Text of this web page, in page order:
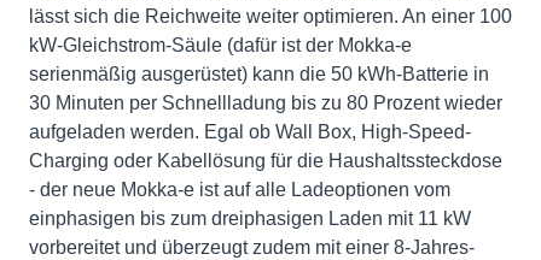
lässt sich die Reichweite weiter optimieren. An einer 100
kW-Gleichstrom-Säule (dafür ist der Mokka-e
serienmäßig ausgerüstet) kann die 50 kWh-Batterie in
30 Minuten per Schnellladung bis zu 80 Prozent wieder
aufgeladen werden. Egal ob Wall Box, High-Speed-
Charging oder Kabellösung für die Haushaltssteckdose
- der neue Mokka-e ist auf alle Ladeoptionen vom
einphasigen bis zum dreiphasigen Laden mit 11 kW
vorbereitet und überzeugt zudem mit einer 8-Jahres-